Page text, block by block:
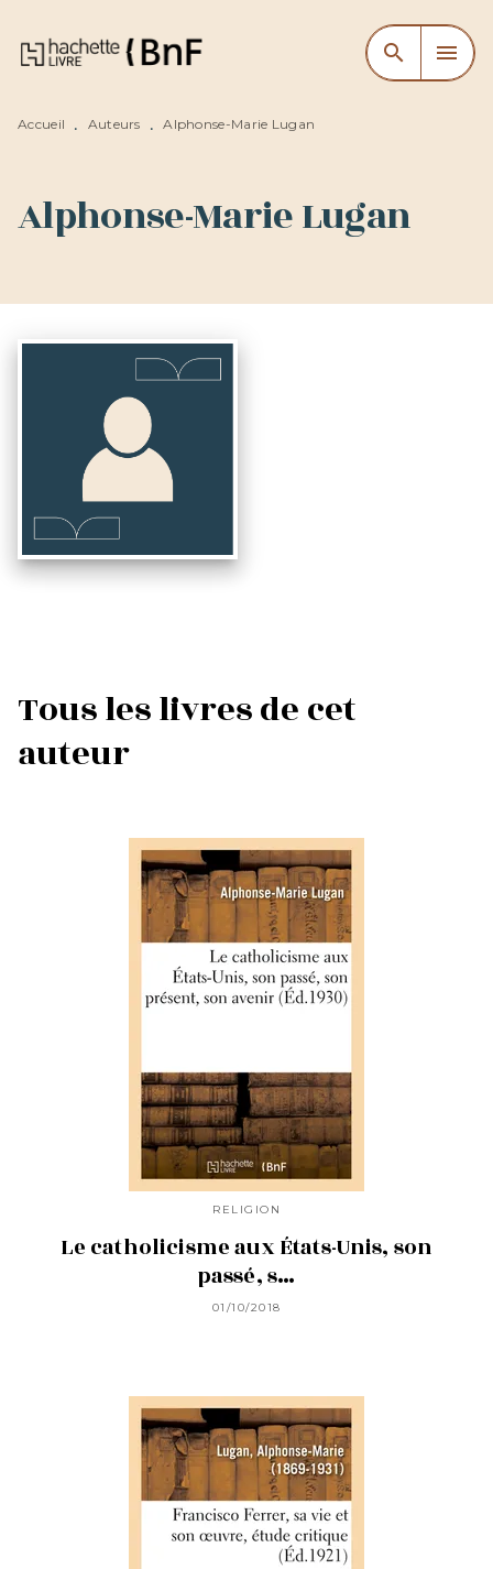
MENU RECHERCHE
CONTENU
search menu
Accueil • Auteurs • Alphonse-Marie Lugan
Alphonse-Marie Lugan
Tous les livres de cet
auteur
RELIGION
Le catholicisme aux États-Unis, son
passé, s…
01/10/2018